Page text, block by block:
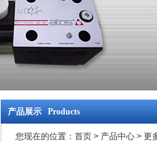
产品展示 Products
您现在的位置： 首页 > 产品中心 > 更